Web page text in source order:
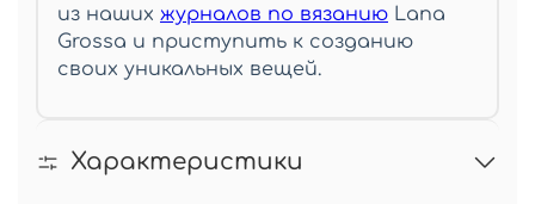
из наших журналов по вязанию Lana
Grossa и приступить к созданию
своих уникальных вещей.
Характеристики